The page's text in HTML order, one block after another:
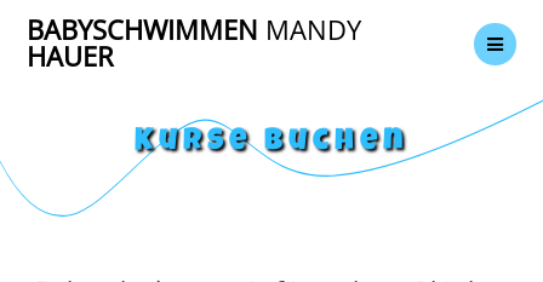
Inhalt
BABYSCHWIMMEN MANDY
HAUER
Kurse buchen